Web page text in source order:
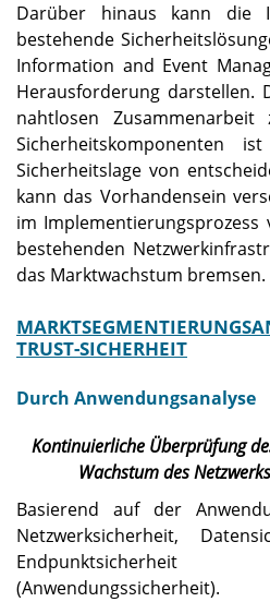
Darüber hinaus kann die
bestehende
Information and Event
Herausforderung darstellen.
nahtlosen Zusammenarbeit
Sicherheitskomponenten
Sicherheitslage von
kann das Vorhandensein
im Implementierungsprozess
bestehenden
das Marktwachstum bremsen.
TRUST-SICHERHEIT
Durch Anwendungsanalyse
Kontinuierliche Überprüfung
Wachstum des
Basierend auf der
Netzwerksicherheit,
(Anwendungssicherheit).